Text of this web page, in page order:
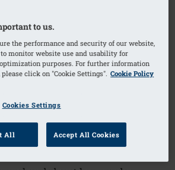
Essential
to us.
the performance and security of our website,
monitor website use and usability for
purposes. For further information
click on "Cookie Settings". Cookie Policy
Cookies Settings
All Accept All Cookies